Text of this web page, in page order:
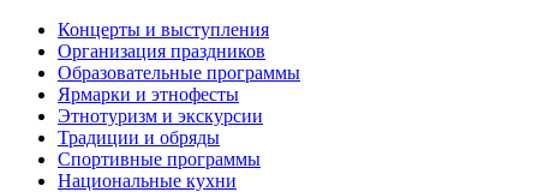
Концерты и выступления
Организация праздников
Образовательные программы
Ярмарки и этнофесты
Этнотуризм и экскурсии
Традиции и обряды
Спортивные программы
Национальные кухни